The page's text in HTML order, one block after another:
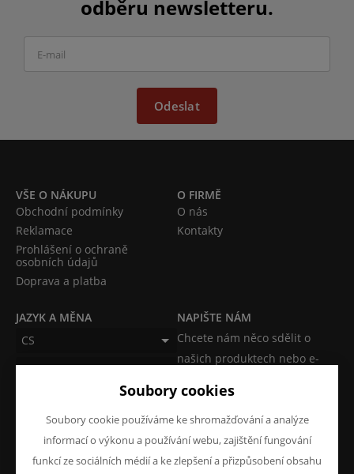
odběru newsletteru.
Odeslat
VŠE O NÁKUPU
Obchodní podmínky
Reklamace
Prohlášení o ochraně
osobních údajů
Doprava a platba
O FIRMĚ
O nás
Kontakty
JAZYK A MĚNA
CS
CZK (Kč)
NAPIŠTE NÁM
Chcete nám něco sdělit o
našich produktech nebo e-
Soubory cookies
Soubory cookie používáme ke shromažďování a analýze
informací o výkonu a používání webu, zajištění fungování
funkcí ze sociálních médií a ke zlepšení a přizpůsobení obsahu